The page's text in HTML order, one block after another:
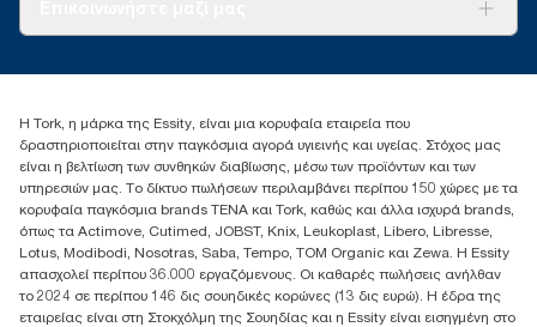
+302102705722
17th klm.National Road Athens-Lamia &2 Kalamatas
14564 N.Kifissia, Athens-Greece
Mob: +306932474930 (για Ελλάδα & Κύπρο)
Η Tork, η μάρκα της Essity, είναι μια κορυφαία εταιρεία που
δραστηριοποιείται στην παγκόσμια αγορά υγιεινής και υγείας. Στόχος μας
είναι η βελτίωση των συνθηκών διαβίωσης, μέσω των προϊόντων και των
υπηρεσιών μας. Το δίκτυο πωλήσεων περιλαμβάνει περίπου 150 χώρες με τα
κορυφαία παγκόσμια brands TENA και Tork, καθώς και άλλα ισχυρά brands,
όπως τα Actimove, Cutimed, JOBST, Knix, Leukoplast, Libero, Libresse,
Lotus, Modibodi, Nosotras, Saba, Tempo, TOM Organic και Zewa. Η Essity
απασχολεί περίπου 36.000 εργαζόμενους. Οι καθαρές πωλήσεις ανήλθαν
το 2024 σε περίπου 146 δις σουηδικές κορώνες (13 δις ευρώ). Η έδρα της
εταιρείας είναι στη Στοκχόλμη της Σουηδίας και η Essity είναι εισηγμένη στο